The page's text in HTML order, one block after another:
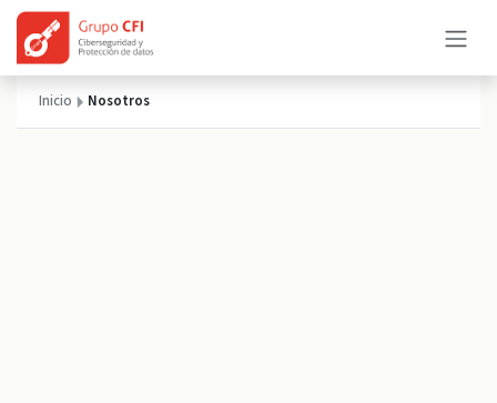
Ir al contenido
Inicio Nosotros